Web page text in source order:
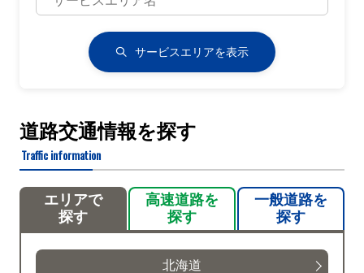
サービスエリアを表示
道路交通情報を探す
Traffic information
エリアで
探す
高速道路を
探す
一般道路を
探す
北海道